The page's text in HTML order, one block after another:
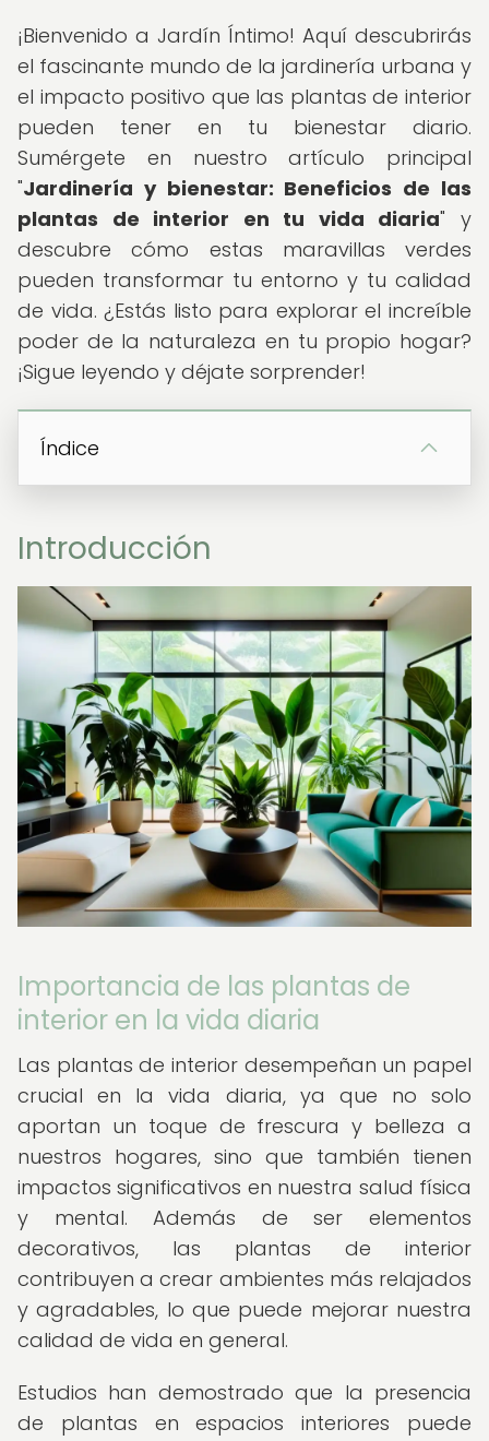
¡Bienvenido a Jardín Íntimo! Aquí descubrirás
el fascinante mundo de la jardinería urbana y
el impacto positivo que las plantas de interior
pueden tener en tu bienestar diario.
Sumérgete en nuestro artículo principal
"Jardinería y bienestar: Beneficios de las
plantas de interior en tu vida diaria" y
descubre cómo estas maravillas verdes
pueden transformar tu entorno y tu calidad
de vida. ¿Estás listo para explorar el increíble
poder de la naturaleza en tu propio hogar?
¡Sigue leyendo y déjate sorprender!
Índice
Introducción
Importancia de las plantas de
interior en la vida diaria
Las plantas de interior desempeñan un papel
crucial en la vida diaria, ya que no solo
aportan un toque de frescura y belleza a
nuestros hogares, sino que también tienen
impactos significativos en nuestra salud física
y mental. Además de ser elementos
decorativos, las plantas de interior
contribuyen a crear ambientes más relajados
y agradables, lo que puede mejorar nuestra
calidad de vida en general.
Estudios han demostrado que la presencia
de plantas en espacios interiores puede